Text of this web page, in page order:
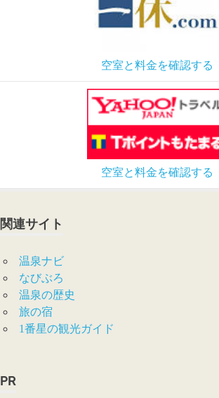
空室と料金を確認する
空室と料金を確認する
関連サイト
温泉ナビ
なびぶろ
温泉の歴史
旅の宿
1番星の観光ガイド
PR